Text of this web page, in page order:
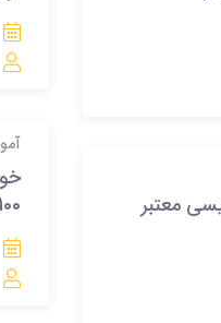
100% کاربردی
معتبر